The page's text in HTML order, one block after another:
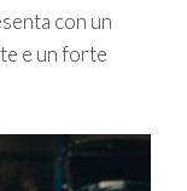
con un
e un forte